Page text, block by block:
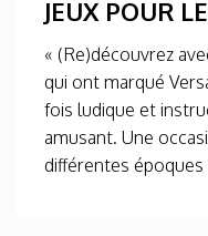
JEUX POUR
« (Re)découvrez
qui ont marqué
fois ludique et
amusant. Une
différentes époques